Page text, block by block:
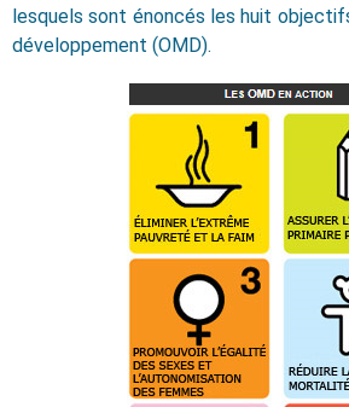
lesquels sont énoncés les huit
développement (OMD).